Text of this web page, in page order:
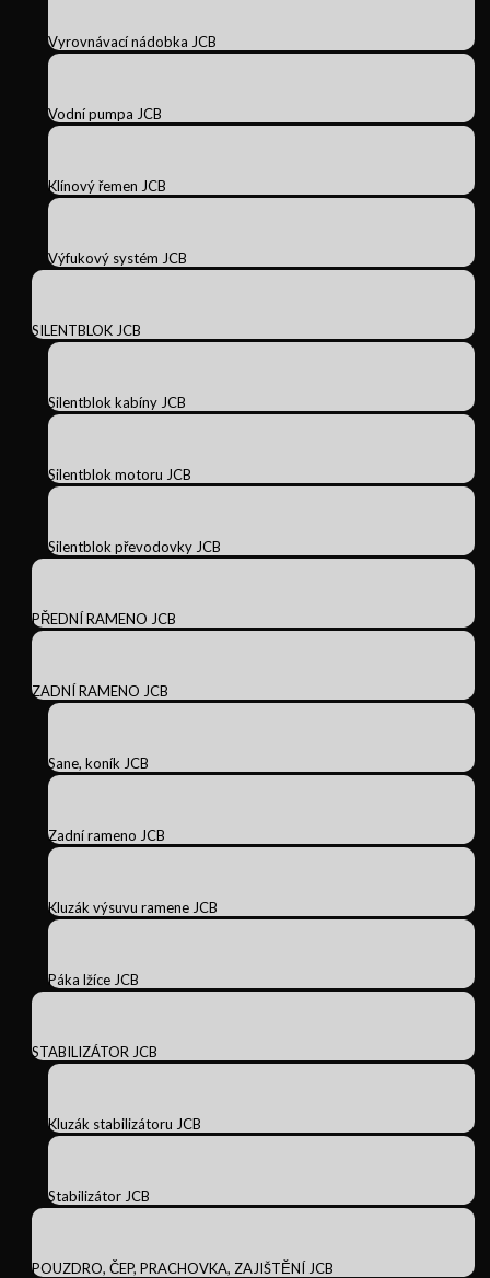
Vyrovnávací nádobka JCB
Vodní pumpa JCB
Klínový řemen JCB
Výfukový systém JCB
SILENTBLOK JCB
Silentblok kabíny JCB
Silentblok motoru JCB
Silentblok převodovky JCB
PŘEDNÍ RAMENO JCB
ZADNÍ RAMENO JCB
Sane, koník JCB
Zadní rameno JCB
Kluzák výsuvu ramene JCB
Páka lžíce JCB
STABILIZÁTOR JCB
Kluzák stabilizátoru JCB
Stabilizátor JCB
POUZDRO, ČEP, PRACHOVKA, ZAJIŠTĚNÍ JCB